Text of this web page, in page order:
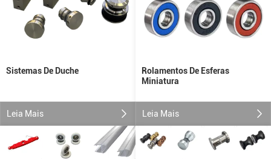
Sistemas De Duche
Leia Mais
Rolamentos De Esferas
Miniatura
Leia Mais